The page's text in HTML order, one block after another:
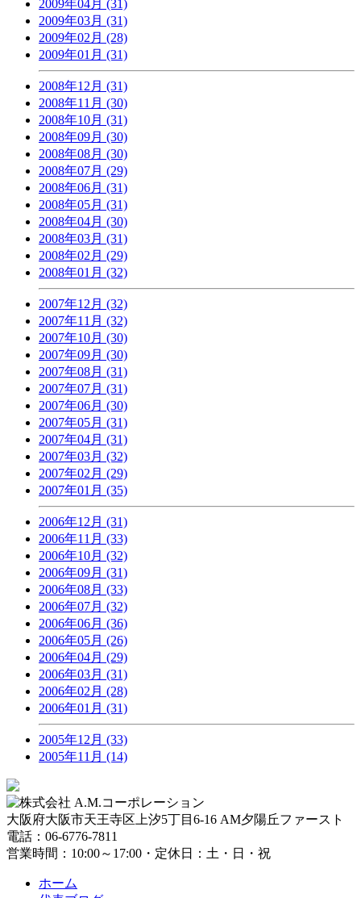
2009年04月 (31)
2009年03月 (31)
2009年02月 (28)
2009年01月 (31)
2008年12月 (31)
2008年11月 (30)
2008年10月 (31)
2008年09月 (30)
2008年08月 (30)
2008年07月 (29)
2008年06月 (31)
2008年05月 (31)
2008年04月 (30)
2008年03月 (31)
2008年02月 (29)
2008年01月 (32)
2007年12月 (32)
2007年11月 (32)
2007年10月 (30)
2007年09月 (30)
2007年08月 (31)
2007年07月 (31)
2007年06月 (30)
2007年05月 (31)
2007年04月 (31)
2007年03月 (32)
2007年02月 (29)
2007年01月 (35)
2006年12月 (31)
2006年11月 (33)
2006年10月 (32)
2006年09月 (31)
2006年08月 (33)
2006年07月 (32)
2006年06月 (36)
2006年05月 (26)
2006年04月 (29)
2006年03月 (31)
2006年02月 (28)
2006年01月 (31)
2005年12月 (33)
2005年11月 (14)
大阪府大阪市天王寺区上汐5丁目6-16 AM夕陽丘ファースト
電話：06-6776-7811
営業時間：10:00～17:00・定休日：土・日・祝
ホーム